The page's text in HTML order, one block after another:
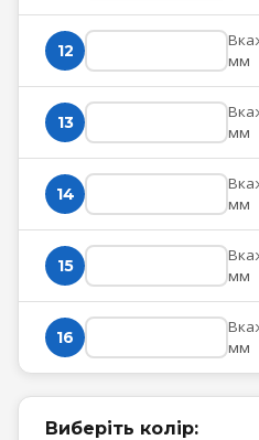
12
мм
13
мм
14
мм
15
мм
16
мм
Виберіть колір: